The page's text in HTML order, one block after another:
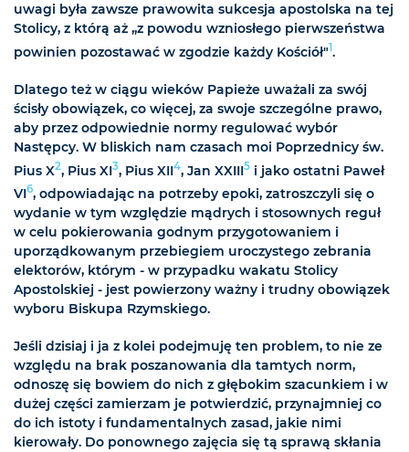
uwagi była zawsze prawowita sukcesja apostolska na tej
Stolicy, z którą aż „z powodu wzniosłego pierwszeństwa
powinien pozostawać w zgodzie każdy Kościół"1.
Dlatego też w ciągu wieków Papieże uważali za swój
ścisły obowiązek, co więcej, za swoje szczególne prawo,
aby przez odpowiednie normy regulować wybór
Następcy. W bliskich nam czasach moi Poprzednicy św.
Pius X2, Pius XI3, Pius XII4, Jan XXIII5 i jako ostatni Paweł
VI6, odpowiadając na potrzeby epoki, zatroszczyli się o
wydanie w tym względzie mądrych i stosownych reguł
w celu pokierowania godnym przygotowaniem i
uporządkowanym przebiegiem uroczystego zebrania
elektorów, którym - w przypadku wakatu Stolicy
Apostolskiej - jest powierzony ważny i trudny obowiązek
wyboru Biskupa Rzymskiego.
Jeśli dzisiaj i ja z kolei podejmuję ten problem, to nie ze
względu na brak poszanowania dla tamtych norm,
odnoszę się bowiem do nich z głębokim szacunkiem i w
dużej części zamierzam je potwierdzić, przynajmniej co
do ich istoty i fundamentalnych zasad, jakie nimi
kierowały. Do ponownego zajęcia się tą sprawą skłania